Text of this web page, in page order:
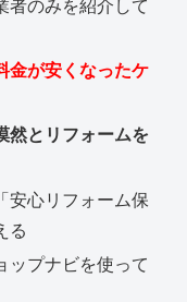
者のみを紹介して
金が安くなったケ
然とリフォームを
安心リフォーム保
る
ップナビを使って